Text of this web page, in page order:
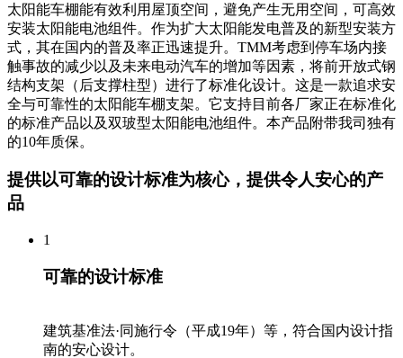
太阳能车棚能有效利用屋顶空间，避免产生无用空间，可高效
安装太阳能电池组件。作为扩大太阳能发电普及的新型安装方
式，其在国内的普及率正迅速提升。TMM考虑到停车场内接
触事故的减少以及未来电动汽车的增加等因素，将前开放式钢
结构支架（后支撑柱型）进行了标准化设计。这是一款追求安
全与可靠性的太阳能车棚支架。它支持目前各厂家正在标准化
的标准产品以及双玻型太阳能电池组件。本产品附带我司独有
的10年质保。
提供以可靠的设计标准为核心，提供令人安心的产
品
1
可靠的设计标准
建筑基准法·同施行令（平成19年）等，符合国内设计指
南的安心设计。